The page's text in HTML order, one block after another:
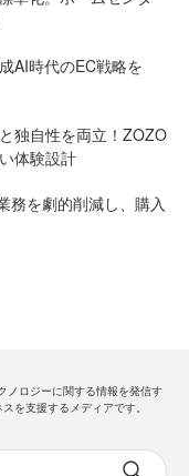
AI時代のEC戦略を
独自性を両立！ZOZO
体験設計
務を劇的削減し、購入
ノロジーに関する情報を発信す
を支援するメディアです。